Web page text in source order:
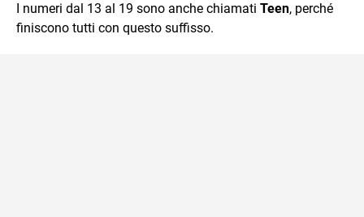
I numeri dal 13 al 19 sono anche chiamati Teen, perché
finiscono tutti con questo suffisso.